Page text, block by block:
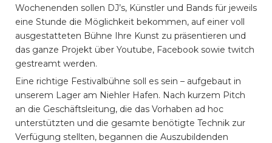
Wochenenden sollen DJ’s, Künstler und Bands für jeweils
eine Stunde die Möglichkeit bekommen, auf einer voll
ausgestatteten Bühne Ihre Kunst zu präsentieren und
das ganze Projekt über Youtube, Facebook sowie twitch
gestreamt werden.
Eine richtige Festivalbühne soll es sein – aufgebaut in
unserem Lager am Niehler Hafen. Nach kurzem Pitch
an die Geschäftsleitung, die das Vorhaben ad hoc
unterstützten und die gesamte benötigte Technik zur
Verfügung stellten, begannen die Auszubildenden